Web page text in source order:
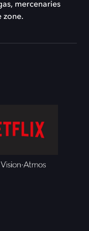
mercenaries
zone.